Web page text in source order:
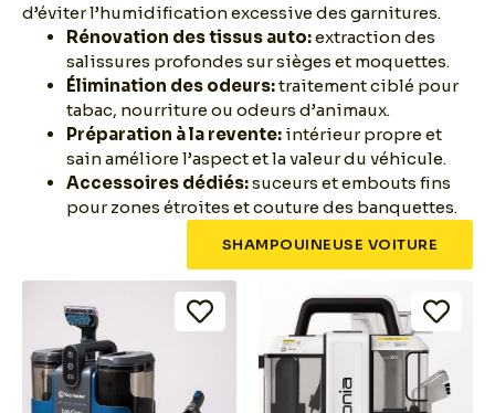
d’éviter l’humidification excessive des garnitures.
Rénovation des tissus auto:extraction des
salissures profondes sur sièges et moquettes.
Élimination des odeurs:traitement ciblé pour
tabac, nourriture ou odeurs d’animaux.
Préparation à la revente: intérieur propre et
sain améliore l’aspect et la valeur du véhicule.
Accessoires dédiés:suceurs et embouts fins
pour zones étroites et couture des banquettes.
SHAMPOUINEUSE VOITURE